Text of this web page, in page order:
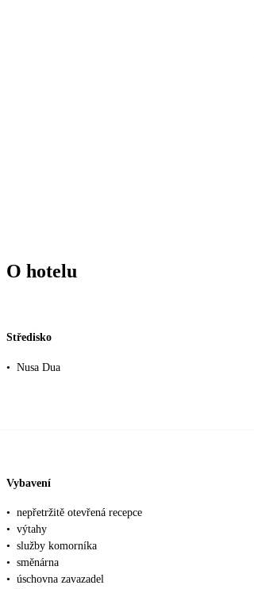
O hotelu
Středisko
• Nusa Dua
Vybavení
• nepřetržitě otevřená recepce
• výtahy
• služby komorníka
• směnárna
• úschovna zavazadel